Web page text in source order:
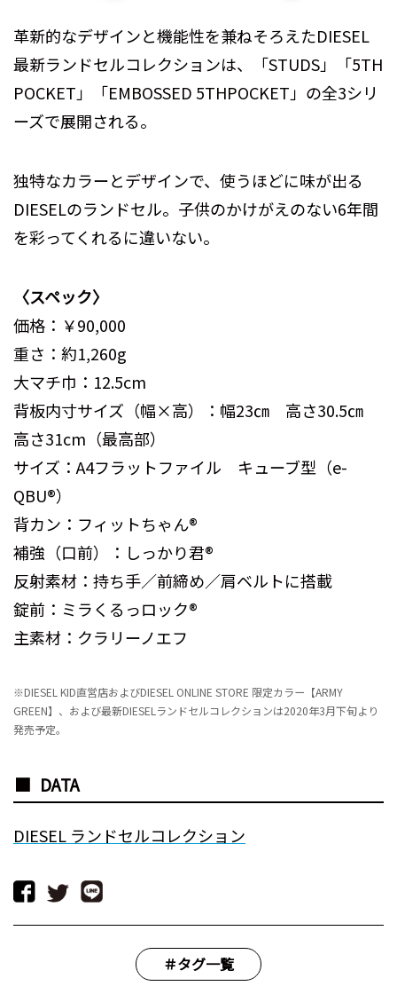
革新的なデザインと機能性を兼ねそろえたDIESEL
最新ランドセルコレクションは、「STUDS」「5TH
POCKET」「EMBOSSED 5THPOCKET」の全3シリ
ーズで展開される。
独特なカラーとデザインで、使うほどに味が出る
DIESELのランドセル。子供のかけがえのない6年間
を彩ってくれるに違いない。
〈スペック〉
価格：￥90,000
重さ：約1,260g
大マチ巾：12.5cm
背板内寸サイズ（幅×高）：幅23㎝ 高さ30.5㎝
高さ31cm（最高部）
サイズ：A4フラットファイル キューブ型（e-
QBU®）
背カン：フィットちゃん®
補強（口前）：しっかり君®
反射素材：持ち手／前締め／肩ベルトに搭載
錠前：ミラくるっロック®
主素材：クラリーノエフ
※DIESEL KID直営店およびDIESEL ONLINE STORE 限定カラー【ARMY
GREEN】、および最新DIESELランドセルコレクションは2020年3月下旬より
発売予定。
DATA
DIESEL ランドセルコレクション
＃タグ一覧